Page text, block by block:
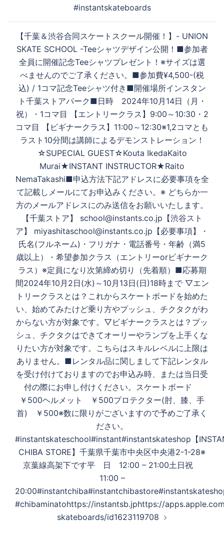
ー
シ
ン
#instantskateboards
【千葉＆渋谷合同スケートスクール開催！】- UNION
SKATE SCHOOL -Teeシャツデザイン公開！■参加者
全員に開催記念Teeシャツプレゼント！※サイズは選
べませんのでご了承ください。■参加費¥4,500-(税
込) / 1コマ記念Teeシャツ付き■開催場所インスタン
ト千葉ストアパーク■日時 2024年10月14日（月・
祝）・1コマ目 【エントリークラス】9:00～10:30・2
コマ目 【ビギナークラス】11:00～12:30※1,2コマとも
ラスト10分間は講師によるデモンストレーション！
☆SUPECIAL GUEST☆Kouta IkedaKaito
Murai★INSTANT INSTRUCTOR★Raito
NemaTakashi■申込方法下記アドレスに必要事項を全
て記載しメールにてお申込みください。※ どちらか一
方のメールアドレスにのみ送信をお願いいたします。
【千葉ストア】 school@instants.co.jp【渋谷スト
ア】 miyashitaschool@instants.co.jp【必要事項】・
氏名(フルネーム)・フリガナ・電話番号・年齢（満5
歳以上）・希望参加クラス（エントリーorビギナーク
ラス）※定員になり次第締め切り（先着順）■応募期
間2024年10月2日(水)～10月13日(日)18時まで ▽エン
トリークラスとは？これからスケートボードを始めた
い、始めてみたけど乗り方やプッシュ、チクタクがわ
からない方が対象です。▽ビギナークラスとは？プッ
シュ、チクタクはできてオーリーやランプを上手くな
りたい方が対象です。こちらはスキルレベルに上限は
ありません。■レンタル品に関しまして下記レンタル
を受け付けておりますのでお申込み時、または当日受
付の際にお申し付けください。スケートボード
￥500ヘルメット ￥500プロテクター(肘、膝、手
首) ￥500※数に限りがございますので予めご了承く
ださい。
#instantskateschool#instant#instantskateshop【
CHIBA STORE】千葉県千葉市中央区中央港2-1-28※
京葉線高架下です平 日 12:00 – 21:00土日祝
11:00 –
#chibaminatohttps://instantsb.jphttps://
skateboards/id1623119708